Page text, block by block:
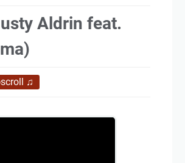
Aldrin feat.
♫